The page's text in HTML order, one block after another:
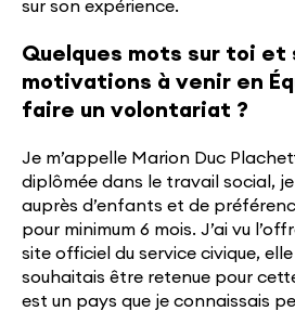
sur son expérience.
Quelques mots sur toi et
motivations à venir en
faire un volontariat ?
Je m’appelle Marion Duc
diplômée dans le travail social,
auprès d’enfants et de
pour minimum 6 mois. J’ai vu
site officiel du service civique, elle
souhaitais être retenue pour
est un pays que je connaissais